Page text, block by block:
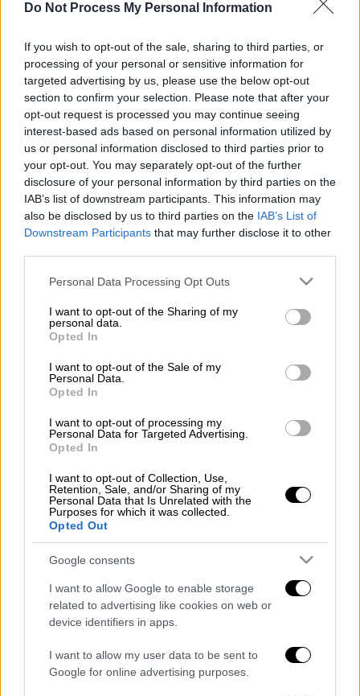
Do Not Process My Personal Information
If you wish to opt-out of the sale, sharing to third parties, or
processing of your personal or sensitive information for
targeted advertising by us, please use the below opt-out
section to confirm your selection. Please note that after your
opt-out request is processed you may continue seeing
interest-based ads based on personal information utilized by
us or personal information disclosed to third parties prior to
your opt-out. You may separately opt-out of the further
disclosure of your personal information by third parties on the
IAB’s list of downstream participants. This information may
also be disclosed by us to third parties on the IAB’s List of
Downstream Participants that may further disclose it to other
Please note that this website/app uses one or more Google
not limited to your visit or usage behaviour. You may click to
grant or deny consent to Google and its third-party tags to
use your data for below specified purposes in below Google
consent section.
Personal Data Processing Opt Outs
I want to opt-out of the Sharing of my
personal data.
Opted In
I want to opt-out of the Sale of my
Personal Data.
Opted In
I want to opt-out of processing my
Personal Data for Targeted Advertising.
Opted In
I want to opt-out of Collection, Use,
Retention, Sale, and/or Sharing of my
Personal Data that Is Unrelated with the
Purposes for which it was collected.
Opted Out
Google consents
I want to allow Google to enable storage
related to advertising like cookies on web or
device identifiers in apps.
I want to allow my user data to be sent to
Google for online advertising purposes.
Ολοκληρώθηκε η σημερινή (20/04) κλήρωση
τουEurojackpot, το οποίο μοιράζει κέρδη
μέχρι και120 εκατομμυρίων ευρώ.
Οι τυχεροί αριθμοί, που ανέδειξε η
κληρωτίδα της κλήρωσης με αριθμό222,
είναι οι εξής: 31, 32, 36, 39, 47 και 7, 8.
ΔΙΑΒΑΣΤΕ ΕΠΙΣΗΣ
Σινεμά|21.04.2026 21:15
επιστρέφουν ως αδερφές Όουενς
στο «Practical Magic 2»
Ελλάδα|21.04.2026 21:27
- Έπαθε τέσσερις ανακοπές στο
χειρουργείο
Eurojackpot είναι ένα ευρωπαϊκό παιχνίδι
τύχης. Στόχος είναι η σωστή πρόβλεψη 5
αριθμών (από 50) στο πάνω μέρος και 2
αριθμών (από 12) στο κάτω μέρος. Παίζεται
είτε με απλές στήλες, είτε με συστήματα